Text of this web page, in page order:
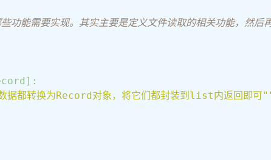
能需要实现。其实主要是定义文件读取的相关功能，然后
据都转换为Record对象，将它们都封装到list内返回即可